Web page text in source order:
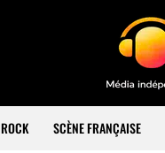
SCÈNE FRANÇAISE